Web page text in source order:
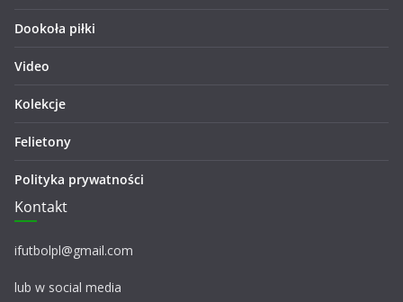
Dookoła piłki
Video
Kolekcje
Felietony
Polityka prywatności
Kontakt
ifutbolpl@gmail.com
lub w social media